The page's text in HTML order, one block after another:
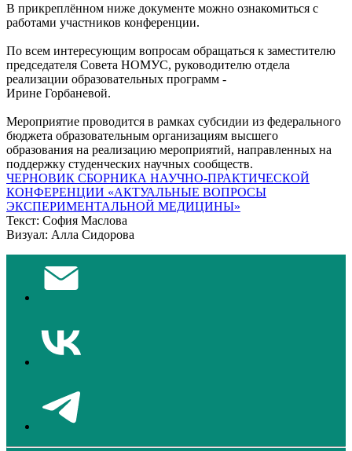
В прикреплённом ниже документе можно ознакомиться с
работами участников конференции.
По всем интересующим вопросам обращаться к заместителю
председателя Совета НОМУС, руководителю отдела
реализации образовательных программ -
Ирине Горбаневой.
Мероприятие проводится в рамках субсидии из федерального
бюджета образовательным организациям высшего
образования на реализацию мероприятий, направленных на
поддержку студенческих научных сообществ.
ЧЕРНОВИК СБОРНИКА НАУЧНО-ПРАКТИЧЕСКОЙ
КОНФЕРЕНЦИИ «АКТУАЛЬНЫЕ ВОПРОСЫ
ЭКСПЕРИМЕНТАЛЬНОЙ МЕДИЦИНЫ»
Текст: София Маслова
Визуал: Алла Сидорова